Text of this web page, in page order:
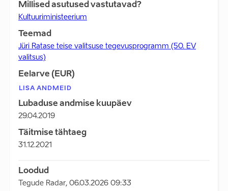
Millised asutused vastutavad?
Kultuuriministeerium
Teemad
Jüri Ratase teise valitsuse tegevusprogramm (50. EV
valitsus)
Eelarve (EUR)
LISA ANDMEID
Lubaduse andmise kuupäev
29.04.2019
Täitmise tähtaeg
31.12.2021
Loodud
Tegude Radar, 06.03.2026 09:33